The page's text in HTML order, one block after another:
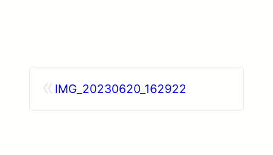
IMG_20230620_162922